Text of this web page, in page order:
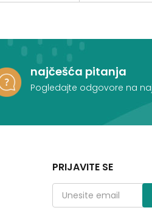
najčešća pitanja
Pogledajte odgovore na
PRIJAVITE SE